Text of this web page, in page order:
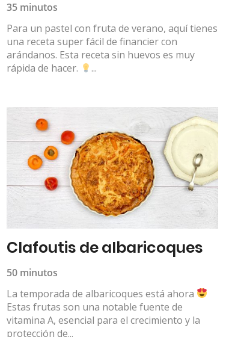
35 minutos
Para un pastel con fruta de verano, aquí tienes
una receta super fácil de financier con
arándanos. Esta receta sin huevos es muy
rápida de hacer.
...
Clafoutis de albaricoques
50 minutos
La temporada de albaricoques está ahora
Estas frutas son una notable fuente de
vitamina A, esencial para el crecimiento y la
protección de...